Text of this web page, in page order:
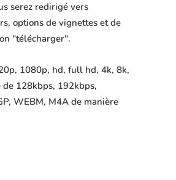
serez redirigé vers
options de vignettes et de
"télécharger".
1080p, hd, full hd, 4k, 8k,
128kbps, 192kbps,
WEBM, M4A de manière